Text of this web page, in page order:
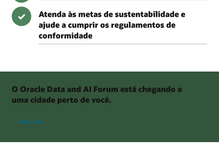
✓
Atenda às metas de sustentabilidade e
ajude a cumprir os regulamentos de
conformidade
O Oracle Data and AI Forum está chegando a
uma cidade perto de você.
Saiba mais